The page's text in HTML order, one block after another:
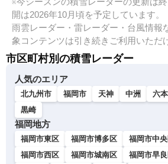
開は2026年10月頃を予定しています。
雨雲レーダー・雷レーダー・台風情報
象コンテンツは引き続きご利用いただ
市区町村別の積雪レーダー
人気のエリア
北九州市 福岡市 天神 中洲 六
黒崎
福岡地方
福岡市東区 福岡市博多区 福岡市中
福岡市西区
福岡市城南区 福岡市早